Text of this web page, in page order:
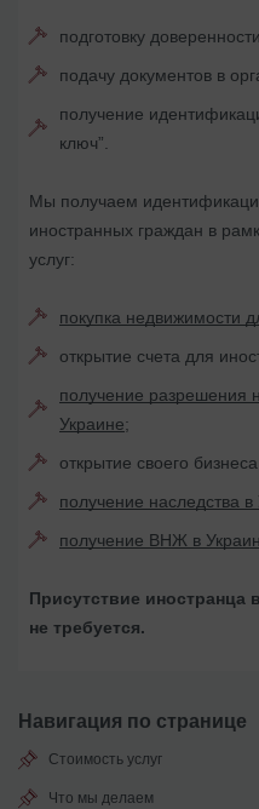
подготовку
подачу документов в
получение
ключ”.
Мы получаем
иностранных граждан в
услуг:
покупка недвижимости
открытие счета для
получение разрешения
Украине;
открытие своего
получение наследства в
получение ВНЖ в
Присутствие иностранца
не требуется.
Навигация по странице
Стоимость услуг
Что мы делаем